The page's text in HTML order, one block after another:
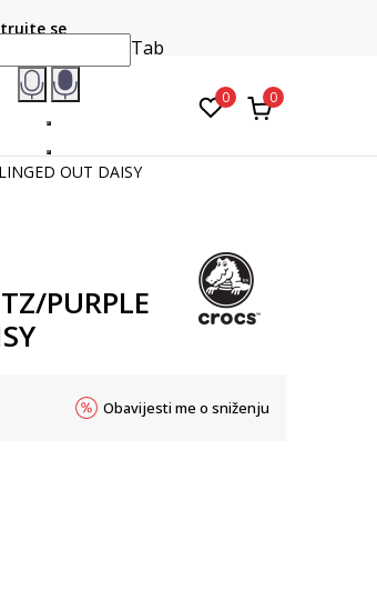
i preuzmite u prodavnici po vašem
se
Tab
0 0
OUT DAISY
PURPLE
Obavijesti me o sniženju